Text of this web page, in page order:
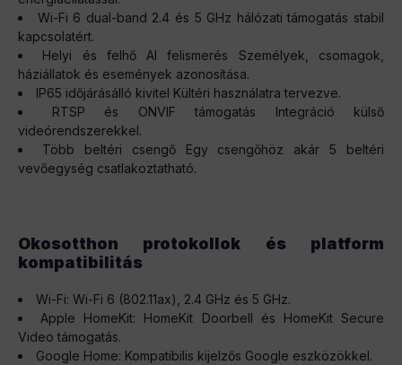
Wi-Fi 6 dual-band 2.4 és 5 GHz hálózati támogatás stabil
kapcsolatért.
Helyi és felhő AI felismerés Személyek, csomagok,
háziállatok és események azonosítása.
IP65 időjárásálló kivitel Kültéri használatra tervezve.
RTSP és ONVIF támogatás Integráció külső
videórendszerekkel.
Több beltéri csengő Egy csengőhöz akár 5 beltéri
vevőegység csatlakoztatható.
Okosotthon protokollok és platform
kompatibilitás
Wi-Fi: Wi-Fi 6 (802.11ax), 2.4 GHz és 5 GHz.
Apple HomeKit: HomeKit Doorbell és HomeKit Secure
Video támogatás.
Google Home: Kompatibilis kijelzős Google eszközökkel.